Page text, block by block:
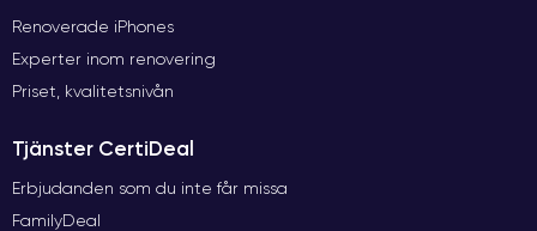
Renoverade iPhones
Experter inom renovering
Priset, kvalitetsnivån
Tjänster CertiDeal
Erbjudanden som du inte får missa
FamilyDeal